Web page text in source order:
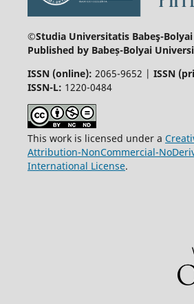
©Studia Universitatis Babeş-Bolyai
Published by Babeș-Bolyai
ISSN (online): 2065-9652 | ISSN
ISSN-L: 1220-0484
This work is licensed under a
Attribution-NonCommercial-
International License.